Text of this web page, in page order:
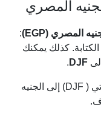
المصري
:
الكتابة. كذلك يمكنك
الى DJF
.
يتم عرض أسعار الصرف من 1 فرنك جيبوتي ( DJF) إلى الجنيه